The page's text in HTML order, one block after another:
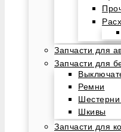
Запчасти для
Запчасти для
Ремни
Шкивы
Запчасти для